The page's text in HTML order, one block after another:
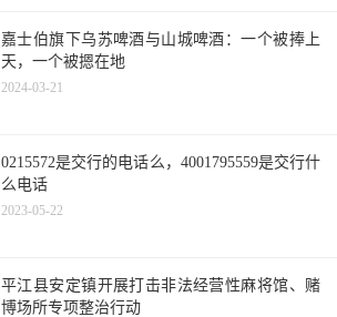
嘉士伯旗下乌苏啤酒与山城啤酒：一个被捧上
天，一个被摁在地
2024-03-21
0215572是交行的电话么，4001795559是交行什
么电话
2023-05-22
平江县安定镇开展打击非法经营性麻将馆、赌
博场所专项整治行动